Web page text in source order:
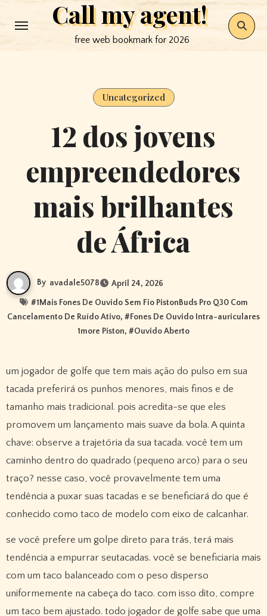
to
Call my agent!
free web bookmark for 2026
Uncategorized
12 dos jovens
empreendedores
mais brilhantes
de África
By avadale5078 April 24, 2026
#1Mais Fones De Ouvido Sem Fio PistonBuds Pro Q30 Com
Cancelamento De Ruído Ativo, #Fones De Ouvido Intra-auriculares
1more Piston, #Ouvido Aberto
um jogador de golfe que tem mais ação do pulso em sua
tacada preferirá os punhos menores, mais finos e de
tamanho mais tradicional. pois acredita-se que eles
promovem um lançamento mais suave da bola. A quinta
chave: observe a trajetória da sua tacada. você tem um
caminho dentro do quadrado (pequeno arco) para o seu
traço? nesse caso, você provavelmente tem uma
tendência a puxar suas tacadas e se beneficiará do que é
conhecido como taco de modelo com eixo de calcanhar.
se você prefere um golpe direto para trás, terá mais
tendência a empurrar seutacadas. você se beneficiaria mais
com um taco balanceado com o peso disperso
uniformemente na cabeça do taco. com isso dito, compre
um taco bem ajustado. todo jogador de golfe sabe que uma